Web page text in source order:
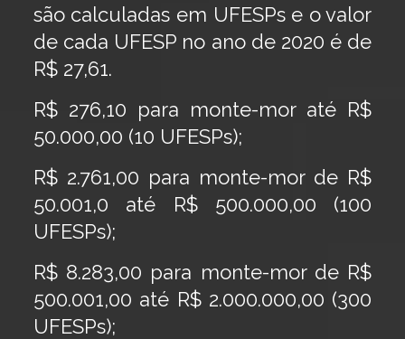
são calculadas em UFESPs e o valor
de cada UFESP no ano de 2020 é de
R$ 27,61.
R$ 276,10 para monte-mor até R$
50.000,00 (10 UFESPs);
R$ 2.761,00 para monte-mor de R$
50.001,0 até R$ 500.000,00 (100
UFESPs);
R$ 8.283,00 para monte-mor de R$
500.001,00 até R$ 2.000.000,00 (300
UFESPs);